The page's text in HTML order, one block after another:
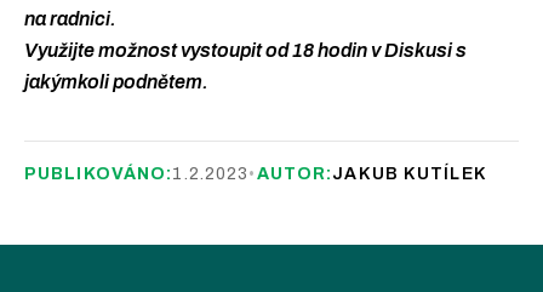
na radnici.
Využijte možnost vystoupit od 18 hodin v Diskusi s
jakýmkoli podnětem.
PUBLIKOVÁNO: 1.2.2023 • AUTOR: JAKUB KUTÍLEK